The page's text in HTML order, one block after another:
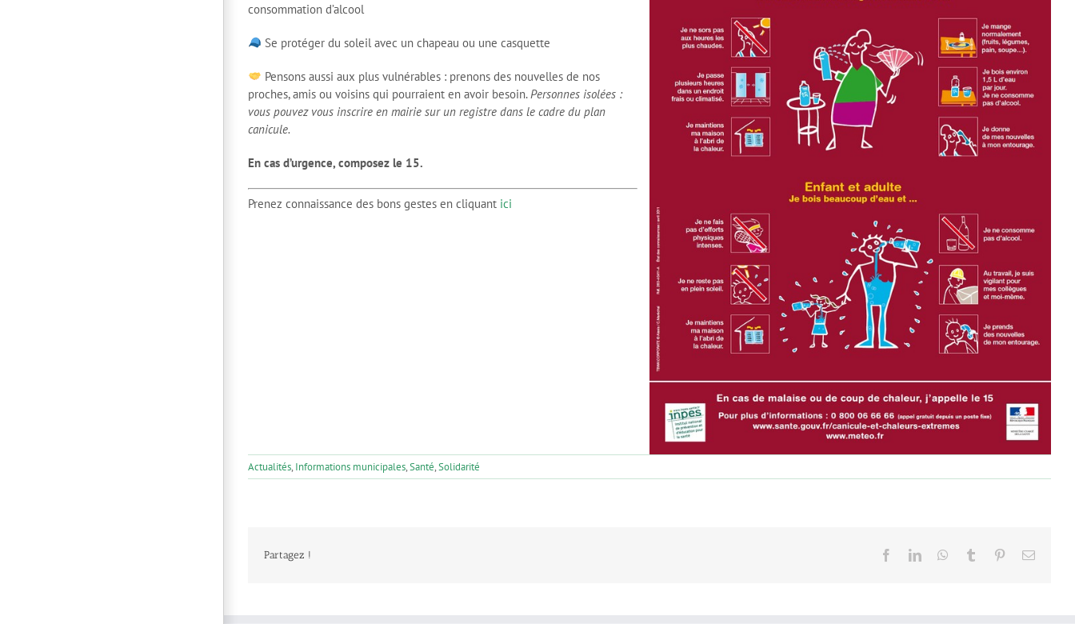
consommation d’alcool
Se protéger du soleil avec un chapeau ou une casquette
Pensons aussi aux plus vulnérables : prenons des nouvelles de nos
proches, amis ou voisins qui pourraient en avoir besoin. Personnes isolées :
vous pouvez vous inscrire en mairie sur un registre dans le cadre du plan
canicule.
En cas d’urgence, composez le 15.
Prenez connaissance des bons gestes en cliquant ici
Actualités, Informations municipales,Santé,Solidarité
Partagez ! FacebookLinkedInWhatsApp
Tumblr PinterestEmail